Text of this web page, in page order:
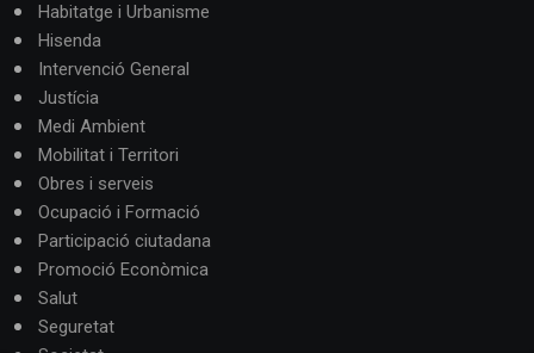
Habitatge i Urbanisme
Hisenda
Intervenció General
Justícia
Medi Ambient
Mobilitat i Territori
Obres i serveis
Ocupació i Formació
Participació ciutadana
Promoció Econòmica
Salut
Seguretat